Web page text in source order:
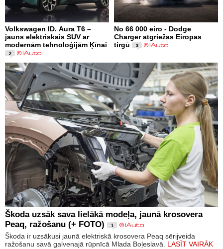
Volkswagen ID. Aura T6 –
jauns elektriskais SUV ar
modernām tehnoloģijām Ķīnai
2
No 66 000 eiro - Dodge
Charger atgriežas Eiropas
tirgū
3
Škoda uzsāk sava lielākā modeļa, jaunā krosovera
Peaq, ražošanu (+ FOTO)
1
Škoda ir uzsākusi jaunā elektriskā krosovera Peaq sērijveida
ražošanu savā galvenajā rūpnīcā Mlada Boļeslavā. LASĪT VAIRĀK